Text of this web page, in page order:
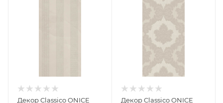
Декор Classico ONICE
Декор Classico ONICE